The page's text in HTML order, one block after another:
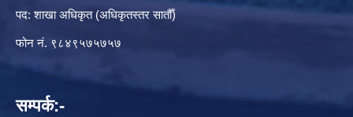
पद: शाखा अधिकृत (अधिकृतस्तर सातौँ)
फोन नं. ९८४९५७५७५७
सम्पर्क:-